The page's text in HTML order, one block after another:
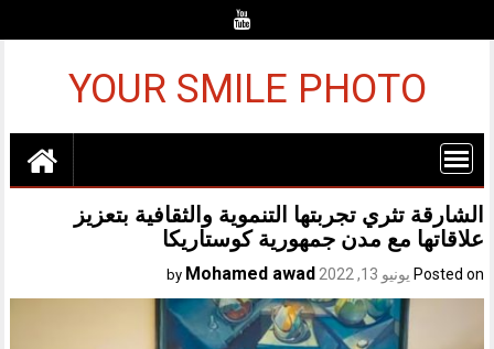
YOUR SMILE PHOTO
الشارقة تثري تجربتها التنموية والثقافية بتعزيز
علاقاتها مع مدن جمهورية كوستاريكا
Posted on يونيو 13, 2022 Mohamed awad